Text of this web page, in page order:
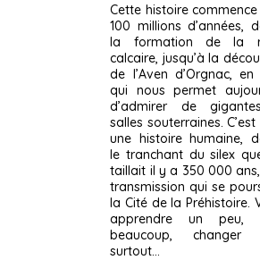
Cette histoire
100 millions d’années,
la formation de la
calcaire, jusqu’à la
de l’Aven d’Orgnac, en
qui nous permet
d’admirer de
salles souterraines. C’est
une histoire humaine,
le tranchant du silex
taillait il y a 350 000
transmission qui se
la Cité de la Préhistoire.
apprendre un peu,
beaucoup, changer
surtout...